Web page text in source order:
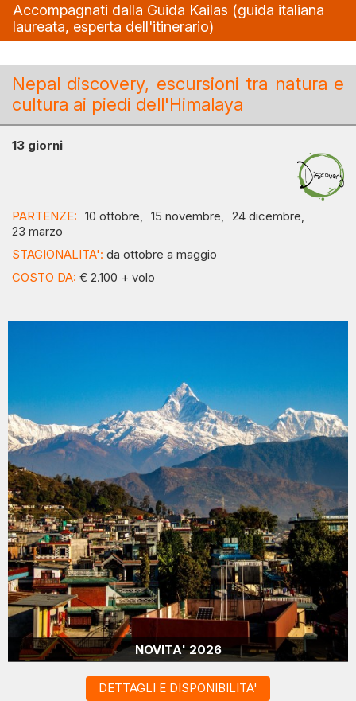
Accompagnati dalla Guida Kailas (guida italiana
laureata, esperta dell'itinerario)
Nepal discovery, escursioni tra natura e
cultura ai piedi dell'Himalaya
13 giorni
PARTENZE: 10 ottobre, 15 novembre, 24 dicembre,
23 marzo
STAGIONALITA': da ottobre a maggio
COSTO DA: € 2.100 + volo
NOVITA' 2026
DETTAGLI E DISPONIBILITA'